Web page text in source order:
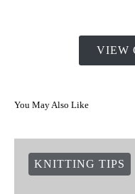
VIEW
You May Also Like
KNITTING TIPS